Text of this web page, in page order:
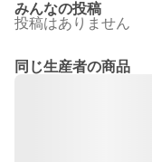
みんなの投稿
投稿はありません
同じ生産者の商品